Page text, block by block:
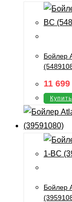
Бойлер
11 699
Купить
Бойлер